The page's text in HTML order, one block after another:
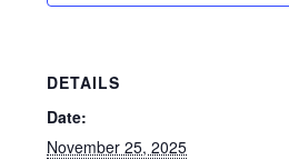
DETAILS
Date:
November 25, 2025